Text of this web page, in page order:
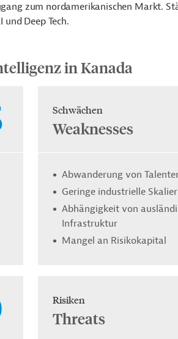
zum nordamerikanischen Markt.
Deep Tech.
in Kanada
Schwächen
Weaknesses
Abwanderung von
Geringe industrielle
Abhängigkeit von
Infrastruktur
Mangel an Risikokapital
Risiken
Threats